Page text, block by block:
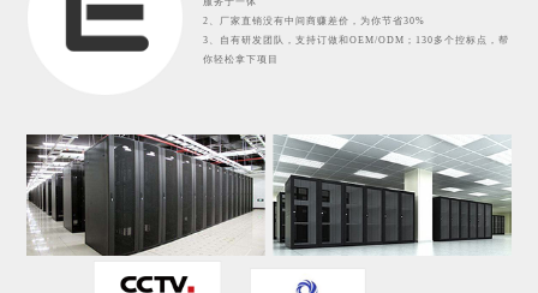
服务于一体
2、厂家直销没有中间商赚差价，为你节省30%
3、自有研发团队，支持订做和OEM/ODM；130多个控标点，帮
你轻松拿下项目